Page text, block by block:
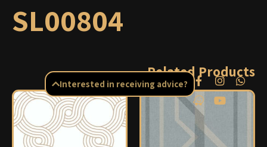
SL00804
Related Products
Interested in receiving advice?